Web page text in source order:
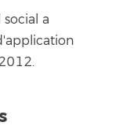
social a